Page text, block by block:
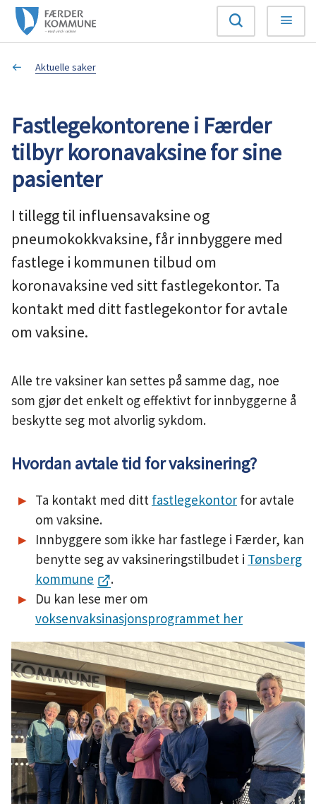
F
æ
d
e
r
k
o
m
m
n
e
Søk Meny
Du
her:
Aktuelle saker
Fastlegekontorene i Færder
tilbyr koronavaksine for sine
pasienter
I tillegg til influensavaksine og
pneumokokkvaksine, får innbyggere med
fastlege i kommunen tilbud om
koronavaksine ved sitt fastlegekontor. Ta
kontakt med ditt fastlegekontor for avtale
om vaksine.
Alle tre vaksiner kan settes på samme dag, noe
som gjør det enkelt og effektivt for innbyggerne å
beskytte seg mot alvorlig sykdom.
Hvordan avtale tid for vaksinering?
Ta kontakt med ditt fastlegekontor for avtale
om vaksine.
Innbyggere som ikke har fastlege i Færder, kan
benytte seg av vaksineringstilbudet i Tønsberg
kommune
.
Du kan lese mer om
voksenvaksinasjonsprogrammet her